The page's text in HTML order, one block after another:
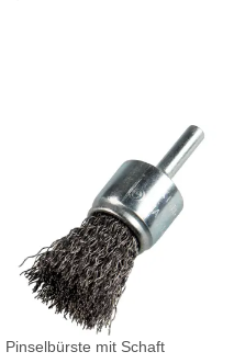
Pinselbürste mit Schaft